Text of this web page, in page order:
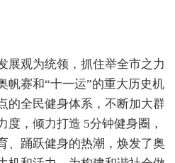
展观为统领，抓住举全市之力
帆赛和“十一运”的重大历史机
的全民健身体系，不断加大群
度，倾力打造 5分钟健身圈，
、踊跃健身的热潮，焕发了奥